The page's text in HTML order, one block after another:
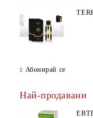
Абонирай се
Най-продавани